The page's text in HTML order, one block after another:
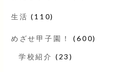
生活 (110)
めざせ甲子園！ (600)
学校紹介 (23)